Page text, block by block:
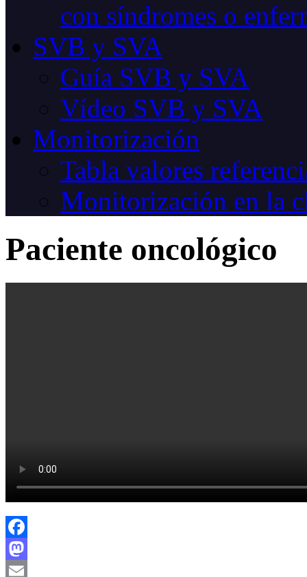
con síndromes o
SVB y SVA
Guía SVB y SVA
Vídeo SVB y SVA
Monitorización
Tabla valores
Monitorización en la
Paciente oncológico
Facebook
Mastodon